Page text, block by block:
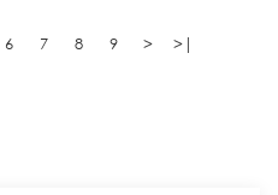
6 7 8 9 > >|